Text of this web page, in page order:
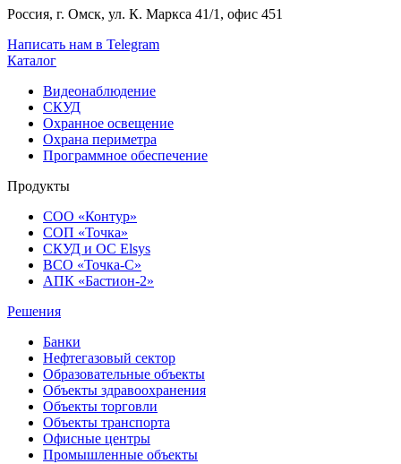
Россия, г. Омск, ул. К. Маркса 41/1, офис 451
Написать нам в Telegram
Каталог
Видеонаблюдение
СКУД
Охранное освещение
Охрана периметра
Программное обеспечение
Продукты
СОО «Контур»
СОП «Точка»
СКУД и ОС Elsys
ВСО «Точка-С»
АПК «Бастион-2»
Решения
Банки
Нефтегазовый сектор
Образовательные объекты
Объекты здравоохранения
Объекты торговли
Объекты транспорта
Офисные центры
Промышленные объекты